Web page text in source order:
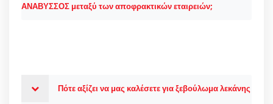
ΑΝΑΒΥΣΣΟΣ μεταξύ των αποφρακτικών εταιρειών;
Πότε αξίζει να μας καλέσετε για ξεβούλωμα λεκάνης